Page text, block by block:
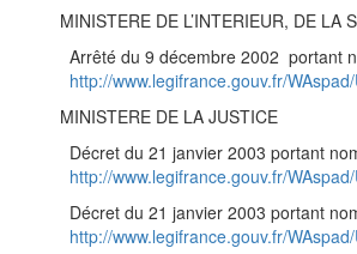
MINISTERE DE L’INTERIEUR, DE LA
Arrêté du 9 décembre 2002 portant
http://www.legifrance.gouv.fr/
MINISTERE DE LA JUSTICE
Décret du 21 janvier 2003 portant
http://www.legifrance.gouv.fr/
Décret du 21 janvier 2003 portant
http://www.legifrance.gouv.fr/